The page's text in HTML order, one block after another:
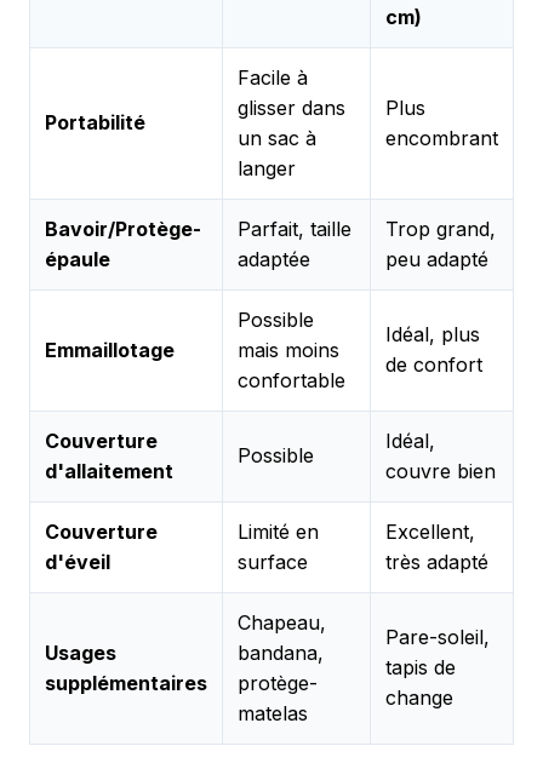
cm)
Portabilité
Facile à
glisser dans
un sac à
langer
Plus
encombrant
Bavoir/Protège-
épaule
Parfait, taille
adaptée
Trop grand,
peu adapté
Emmaillotage
Possible
mais moins
confortable
Idéal, plus
de confort
Couverture
d'allaitement
Possible
Idéal,
couvre bien
Couverture
d'éveil
Limité en
surface
Excellent,
très adapté
Usages
supplémentaires
Chapeau,
bandana,
protège-
matelas
Pare-soleil,
tapis de
change